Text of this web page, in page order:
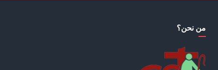
من نحن؟